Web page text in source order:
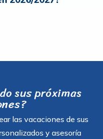
sus próximas
las vacaciones de sus
y asesoría